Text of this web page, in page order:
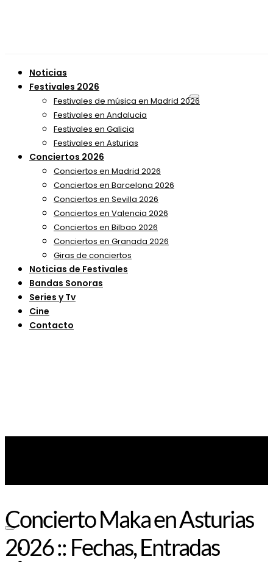
Noticias
Festivales 2026
Festivales de música en Madrid 2026
Festivales en Andalucia
Festivales en Galicia
Festivales en Asturias
Conciertos 2026
Conciertos en Madrid 2026
Conciertos en Barcelona 2026
Conciertos en Sevilla 2026
Conciertos en Valencia 2026
Conciertos en Bilbao 2026
Conciertos en Granada 2026
Giras de conciertos
Noticias de Festivales
Bandas Sonoras
Series y Tv
Cine
Contacto
Noticias
Concierto Maka en Asturias
2026 :: Fechas, Entradas